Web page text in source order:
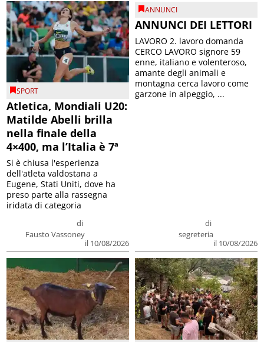
SPORT
Atletica, Mondiali U20:
Matilde Abelli brilla
nella finale della
4×400, ma l’Italia è 7ª
di
Fausto Vassoney
il 10/08/2026
Si è chiusa l'esperienza
dell'atleta valdostana a
Eugene, Stati Uniti, dove ha
preso parte alla rassegna
iridata di categoria
ANNUNCI
ANNUNCI DEI LETTORI
di
segreteria
il 10/08/2026
LAVORO 2. lavoro domanda
CERCO LAVORO signore 59
enne, italiano e volenteroso,
amante degli animali e
montagna cerca lavoro come
garzone in alpeggio, ...